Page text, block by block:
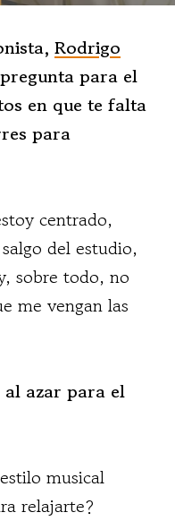
Rodrigo
para el
en que te falta
para
centrado,
del estudio,
sobre todo, no
me vengan las
al azar para el
musical
relajarte?